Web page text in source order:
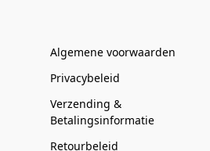
Algemene voorwaarden
Privacybeleid
Verzending &
Betalingsinformatie
Retourbeleid